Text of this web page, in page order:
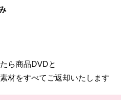
ら商品DVDと
材をすべてご返却いたします